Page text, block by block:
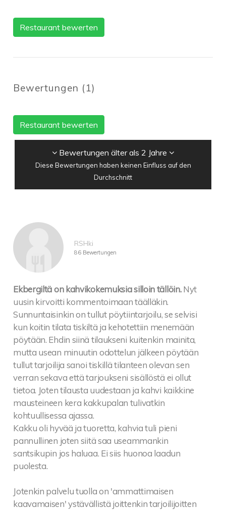
Restaurant bewerten
Bewertungen (1)
Restaurant bewerten
Bewertungen älter als 2 Jahre
Diese Bewertungen haben keinen Einfluss auf den
Durchschnitt
RSHki
86 Bewertungen
Ekbergiltä on kahvikokemuksia silloin tällöin. Nyt
uusin kirvoitti kommentoimaan täälläkin.
Sunnuntaisinkin on tullut pöytiintarjoilu, se selvisi
kun koitin tilata tiskiltä ja kehotettiin menemään
pöytään. Ehdin siinä tilaukseni kuitenkin mainita,
mutta usean minuutin odottelun jälkeen pöytään
tullut tarjoilija sanoi tiskillä tilanteen olevan sen
verran sekava että tarjoukseni sisällöstä ei ollut
tietoa. Joten tilausta uudestaan ja kahvi kaikkine
mausteineen kera kakkupalan tulivatkin
kohtuullisessa ajassa.
Kakku oli hyvää ja tuoretta, kahvia tuli pieni
pannullinen joten siitä saa useammankin
santsikupin jos haluaa. Ei siis huonoa laadun
puolesta.
Jotenkin palvelu tuolla on 'ammattimaisen
kaavamaisen' ystävällistä joittenkin tarjoilijoitten